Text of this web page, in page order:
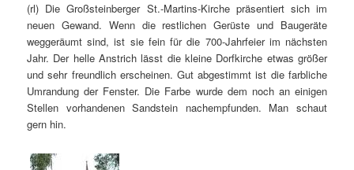
(rl) Die Großsteinberger St.-Martins-Kirche präsentiert sich im
neuen Gewand. Wenn die restlichen Gerüste und Baugeräte
weggeräumt sind, ist sie fein für die 700-Jahrfeier im nächsten
Jahr. Der helle Anstrich lässt die kleine Dorfkirche etwas größer
und sehr freundlich erscheinen. Gut abgestimmt ist die farbliche
Umrandung der Fenster. Die Farbe wurde dem noch an einigen
Stellen vorhandenen Sandstein nachempfunden. Man schaut
gern hin.